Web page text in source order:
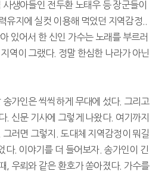
생아들인 전두환 노태우 등 장군들이
유지에 실컷 이용해 먹었던 지역감정..
있어서 한 신인 가수는 노래를 부르러
역이 그랬다. 정말 한심한 나라가 아닌
가인은 씩씩하게 무대에 섰다. 그리고
. 신문 기사에 그렇게 나왔다. 여기까지
러면 그렇지. 도대체 지역감정이 뭐길
다. 이야기를 더 들어보자. 송가인이 긴
, 우뢰와 같은 환호가 쏟아졌다. 가수를